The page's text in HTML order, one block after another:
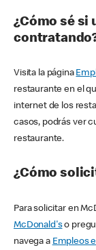
¿Cómo sé si
Visita la página
restaurante en el
internet de los
casos, podrás ver
restaurante.
¿Cómo
Para solicitar en
McDonald'so
navega a Empleos